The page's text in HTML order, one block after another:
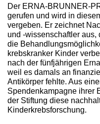
Der ERNA-BRUNNER-
gerufen und wird in
vergeben. Er zeichnet
und -wissenschaftler
die
krebskranker Kinder
nach der fünfjährigen
weil es damals an
Antikörper fehlte. Aus
Spendenkampagne ihrer
der Stiftung diese
Kinderkrebsforschung.